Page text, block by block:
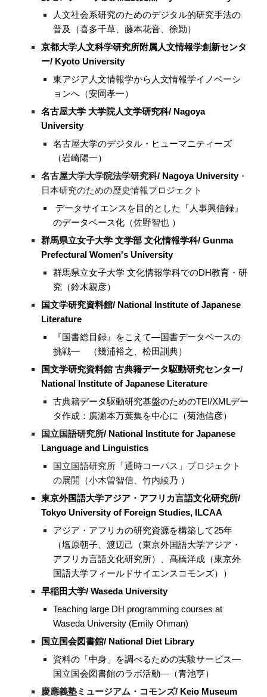
人文社会系研究のためのデジタル的研究手法の
普及（喜多千草、藤本花音、徐勤）
京都大学人文科学研究所附属人文情報学創新センタ
ー/ Kyoto University
東アジア人文情報学から人文情報学イノベーシ
ョンへ（安岡孝一）
名古屋大学 大学院人文学研究科/ Nagoya
University
名古屋大学のデジタル・ヒューマニティーズ
（岩崎陽一）
名古屋大学大学院法学研究科/ Nagoya University・
日本研究のための歴史情報プロジェクト
データサイエンスを目的とした『人事興信録』
のデータベース化（佐野智也 ）
群馬県立女子大学 文学部 文化情報学科/ Gunma
Prefectural Women's University
群馬県立女子大学 文化情報学科でのDH教育・研
究（鈴木親彦）
国文学研究資料館/ National Institute of Japanese
Literature
『国書総目録』をこえて―国書データベースの
挑戦― （幾浦裕之、松田訓典）
国文学研究資料館 古典籍データ駆動研究センター/
National Institute of Japanese Literature
古典籍データ駆動研究基盤のためのTEI/XMLデー
タ作成：廣瀬本万葉集を中心に
（菊池信彦）
国立国語研究所/ National Institute for Japanese
Language and Linguistics
国立国語研究所「通時コーパス」プロジェクト
の展開
（小木曽智信、竹内綾乃 ）
東京外国語大学アジア・アフリカ言語文化研究所/
Tokyo University of Foreign Studies, ILCAA
アジア・アフリカの研究資源を構築して25年
（塩原朝子、渡辺己（東京外国語大学アジア・
アフリカ言語文化研究所）、髙橋洋成（東京外
国語大学フィールドサイエンスコモンズ））
早稲田大学/ Waseda University
Teaching large DH programming courses at
Waseda University (Emily Ohman)
国立国会図書館/ National Diet Library
資料の「中身」を調べるための実験サービス―
国立国会図書館のラボ活動―（青池亨）
慶應義塾ミュージアム・コモンズ/ Keio Museum